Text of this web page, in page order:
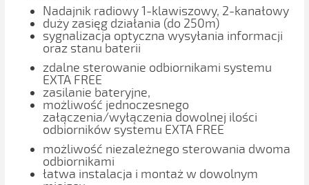
Nadajnik radiowy 1-klawiszowy, 2-kanałowy
duży zasięg działania (do 250m)
sygnalizacja optyczna wysyłania informacji
oraz stanu baterii
zdalne sterowanie odbiornikami systemu
EXTA FREE
zasilanie bateryjne,
możliwość jednoczesnego
załączenia/wyłączenia dowolnej ilości
odbiorników systemu EXTA FREE
możliwość niezależnego sterowania dwoma
odbiornikami
łatwa instalacja i montaż w dowolnym